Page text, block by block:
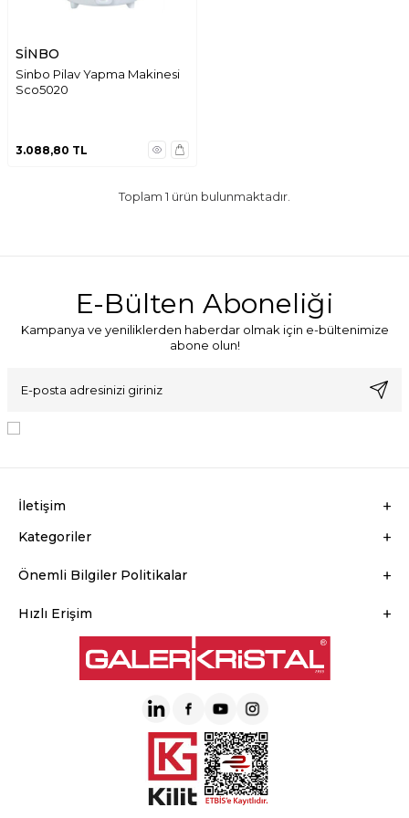
SİNBO
Sinbo Pilav Yapma Makinesi
Sco5020
3.088,80 TL
Toplam 1 ürün bulunmaktadır.
E-Bülten Aboneliği
Kampanya ve yeniliklerden haberdar olmak için e-bültenimize
abone olun!
İletişim
Kategoriler
Önemli Bilgiler Politikalar
Hızlı Erişim